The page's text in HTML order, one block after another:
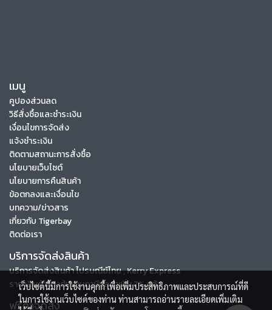
เมนู
คูปองส่วนลด
วิธีสั่งซื้อและชำระเงิน
เงื่อนไขการจัดส่ง
แจ้งชำระเงิน
ติดตามสถานะการสั่งซื้อ
นโยบายเว็บไซต์
นโยบายการคืนสินค้า
ข้อตกลงและเงื่อนไข
บทความ/ข่าวสาร
เกี่ยวกับ Tigerbay
ติดต่อเรา
บริการจัดส่งสินค้า
บริการจัดส่งสินค้า ไปรษณีย์ไทย , Kerry Express
ราคาสินค้าข้างต้นรวมภาษีมูลค่าเพิ่ม 7% แล้ว
ฟรีค่าจัดส่ง
เว็บไซต์นี้มีการใช้งานคุกกี้ เพื่อเพิ่มประสิทธิภาพและประสบการณ์ที่ดี
ในการใช้งานเว็บไซต์ของท่าน ท่านสามารถอ่านรายละเอียดเพิ่มเติม